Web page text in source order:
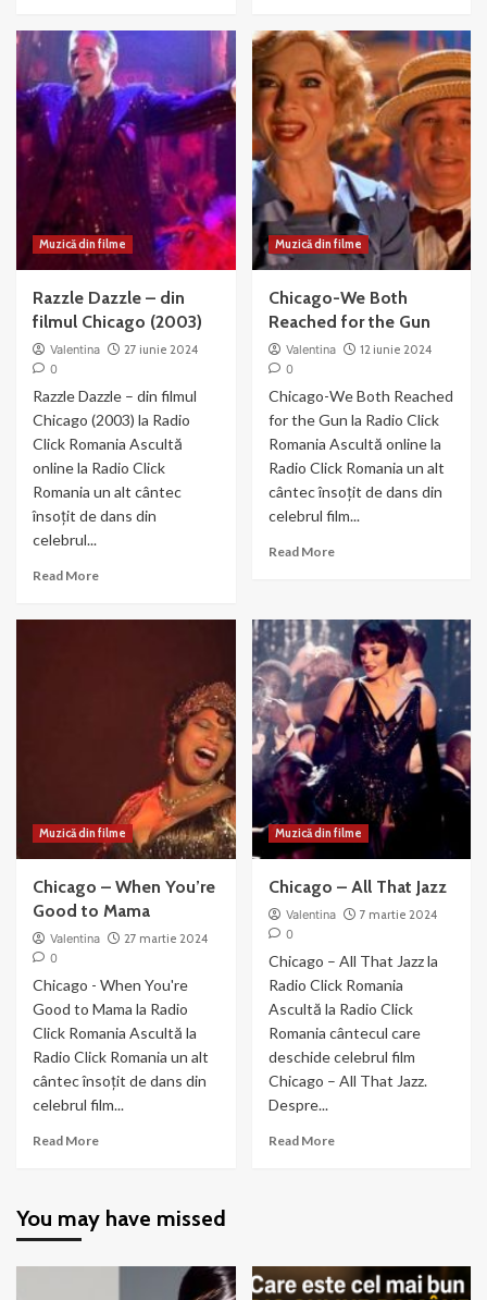
Liza
Minnelli
si
Joel
Gray
–
Nowadays
–
muzica
si
dans
din
Chicago
Muzică din filme
Razzle Dazzle – din
filmul Chicago (2003)
Valentina
27 iunie 2024
0
Razzle Dazzle – din filmul
Chicago (2003) la Radio
Click Romania Ascultă
online la Radio Click
Romania un alt cântec
însoțit de dans din
celebrul...
Read MoreRead
Muzică din filme
Chicago-We Both
Reached for the Gun
Valentina
12 iunie 2024
0
Chicago-We Both Reached
for the Gun la Radio Click
Romania Ascultă online la
Radio Click Romania un alt
cântec însoțit de dans din
celebrul film...
Read MoreRead
We
Both
Reached
for
the
Gun
Muzică din filme
Chicago – When You’re
Good to Mama
Valentina
27 martie 2024
0
Chicago - When You're
Good to Mama la Radio
Click Romania Ascultă la
Radio Click Romania un alt
cântec însoțit de dans din
celebrul film...
Read MoreRead
–
Muzică din filme
Chicago – All That Jazz
Valentina
7 martie 2024
0
Chicago – All That Jazz la
Radio Click Romania
Ascultă la Radio Click
Romania cântecul care
deschide celebrul film
Chicago – All That Jazz.
Despre...
Read MoreRead
Jazz
You may have missed